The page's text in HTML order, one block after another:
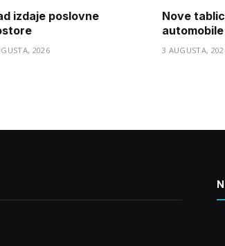
izdaje poslovne
2026
Nove
automobile
3 AUGUSTA,